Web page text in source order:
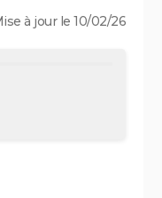
à jour le 10/02/26